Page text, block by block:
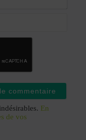
En
de vos